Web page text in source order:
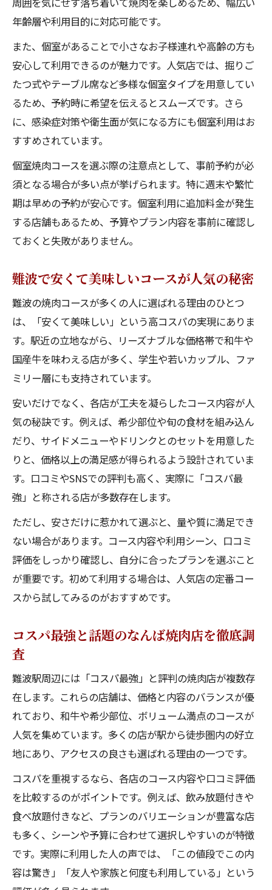
なんばの人気店が話題を集める焼肉コース
の魅力
コスパ最強焼肉コースが選ばれ続ける背景
安くて美味しい焼肉コースの支持率が高い
理由
個室や大衆店まで幅広い選択肢が魅力
焼肉食べ放題コースが人気を集める難波駅
周辺
焼肉食べ放題も楽しめる難波駅付近の魅力
なんばの人気店で満足度抜群焼肉食べ放題
難波焼肉コースで食べ放題と飲み放題を満
喫
安くて美味しい焼肉食べ放題が人気の理由
大衆店から個室まで選べる食べ放題コース
コスパ最強焼肉食べ放題を上手に楽しむ方
法
年齢層や利用目的に対応可能です。
また、個室があることで小さなお子様連れや高齢の方も
安心して利用できるのが魅力です。人気店では、掘りご
たつ式やテーブル席など多様な個室タイプを用意してい
るため、予約時に希望を伝えるとスムーズです。さら
に、感染症対策や衛生面が気になる方にも個室利用はお
すすめされています。
個室焼肉コースを選ぶ際の注意点として、事前予約が必
須となる場合が多い点が挙げられます。特に週末や繁忙
期は早めの予約が安心です。個室利用に追加料金が発生
する店舗もあるため、予算やプラン内容を事前に確認し
ておくと失敗がありません。
難波で安くて美味しいコースが人気の秘密
難波の焼肉コースが多くの人に選ばれる理由のひとつ
は、「安くて美味しい」という高コスパの実現にありま
す。駅近の立地ながら、リーズナブルな価格帯で和牛や
国産牛を味わえる店が多く、学生や若いカップル、ファ
ミリー層にも支持されています。
安いだけでなく、各店が工夫を凝らしたコース内容が人
気の秘訣です。例えば、希少部位や旬の食材を組み込ん
だり、サイドメニューやドリンクとのセットを用意した
りと、価格以上の満足感が得られるよう設計されていま
す。口コミやSNSでの評判も高く、実際に「コスパ最
強」と称される店が多数存在します。
ただし、安さだけに惹かれて選ぶと、量や質に満足でき
ない場合があります。コース内容や利用シーン、口コミ
評価をしっかり確認し、自分に合ったプランを選ぶこと
が重要です。初めて利用する場合は、人気店の定番コー
スから試してみるのがおすすめです。
コスパ最強と話題のなんば焼肉店を徹底調
査
難波駅周辺には「コスパ最強」と評判の焼肉店が複数存
在します。これらの店舗は、価格と内容のバランスが優
れており、和牛や希少部位、ボリューム満点のコースが
人気を集めています。多くの店が駅から徒歩圏内の好立
地にあり、アクセスの良さも選ばれる理由の一つです。
コスパを重視するなら、各店のコース内容や口コミ評価
を比較するのがポイントです。例えば、飲み放題付きや
食べ放題付きなど、プランのバリエーションが豊富な店
も多く、シーンや予算に合わせて選択しやすいのが特徴
です。実際に利用した人の声では、「この値段でこの内
容は驚き」「友人や家族と何度も利用している」という